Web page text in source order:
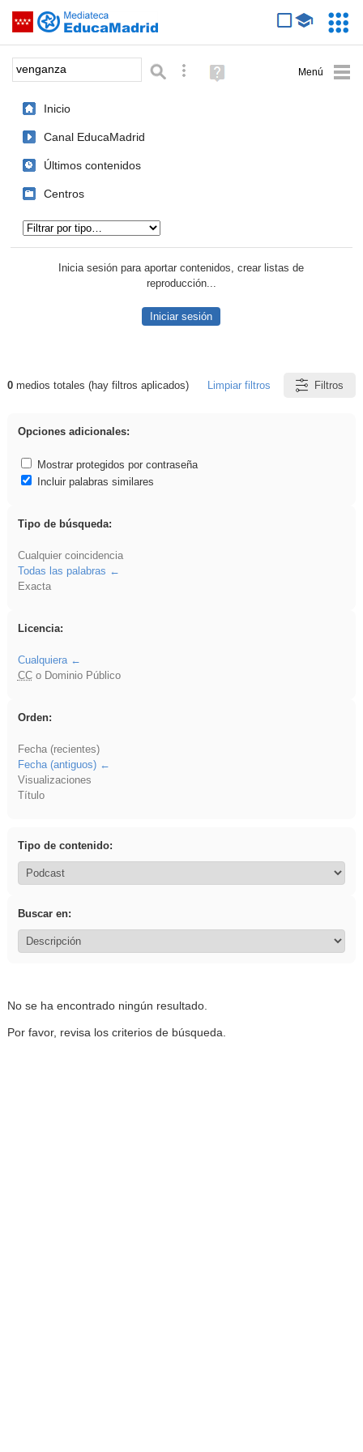
Saltar navegación
Palabra o frase: Búsqueda avanzada
Ayuda
(en
Inicio
Canal EducaMadrid
Últimos contenidos
Centros
Inicia sesión para aportar contenidos, crear listas de
reproducción...
Iniciar sesión
Resultados de: venganza
0medios totales (hay filtros aplicados) Limpiar filtros Filtros
Opciones adicionales:
Mostrar protegidos por contraseña
Incluir palabras similares
Tipo de búsqueda:
Cualquier coincidencia
Todas las palabras
Exacta
Licencia:
Cualquiera
CCo Dominio Público
Orden:
Fecha (recientes)
Fecha (antiguos)
Visualizaciones
Título
Tipo de contenido:
Buscar en:
No se ha encontrado ningún resultado.
Por favor, revisa los criterios de búsqueda.